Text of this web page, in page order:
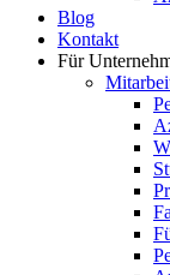
Blog
Kontakt
Für